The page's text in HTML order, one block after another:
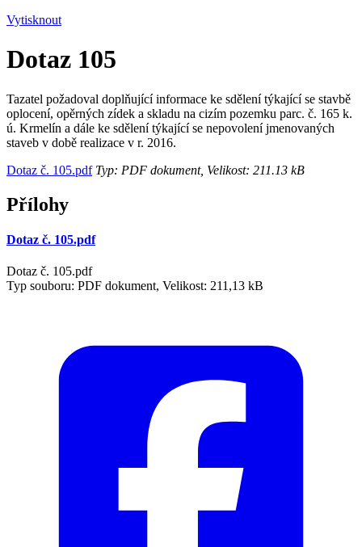
Vytisknout
Dotaz 105
Tazatel požadoval doplňující informace ke sdělení týkající se stavbě
oplocení, opěrných zídek a skladu na cizím pozemku parc. č. 165 k.
ú. Krmelín a dále ke sdělení týkající se nepovolení jmenovaných
staveb v době realizace v r. 2016.
Dotaz č. 105.pdfTyp: PDF dokument, Velikost: 211.13 kB
Přílohy
Dotaz č. 105.pdf
Dotaz č. 105.pdf
Typ souboru: PDF dokument, Velikost: 211,13 kB